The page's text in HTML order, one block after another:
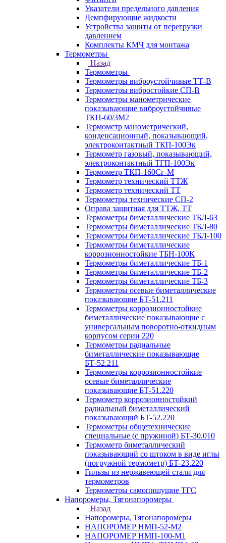
Указатели предельного давления
Демпфирующие жидкости
Устройства защиты от перегрузки
давлением
Комплекты КМЧ для монтажа
Термометры
Назад
Термометры
Термометры виброустойчивые ТТ-В
Термометры вибростойкие СП-В
Термометры манометрические
показывающие виброустойчивые
ТКП-60/3М2
Термометр манометрический,
конденсационный, показывающий,
электроконтактный ТКП-100Эк
Термометр газовый, показывающий,
электроконтактный ТГП-100Эк
Термометр ТКП-160Сг-М
Термометр технический ТТЖ
Термометр технический ТТ
Термометры технические СП-2
Оправа защитная для ТТЖ, ТТ
Термометры биметаллические ТБЛ-63
Термометры биметаллические ТБЛ-80
Термометры биметаллические ТБЛ-100
Термометры биметаллические
коррозионностойкие ТБН-100К
Термометры биметаллические ТБ-1
Термометры биметаллические ТБ-2
Термометры биметаллические ТБ-3
Термометры осевые биметаллические
показывающие БТ-51.211
Термометры коррозионностойкие
биметаллические показывающие с
универсальным поворотно-откидным
корпусом серии 220
Термометры радиальные
биметаллические показывающие
БТ-52.211
Термометры коррозионностойкие
осевые биметаллические
показывающие БТ-51.220
Термометр коррозионностойкий
радиальный биметаллический
показывающий БТ-52.220
Термометры общетехнические
специальные (с пружиной) БТ-30.010
Термометр биметаллический
показывающий со штоком в виде иглы
(погружной термометр) БТ-23.220
Гильзы из нержавеющей стали для
термометров
Термометры самопишущие ТГС
Напоромеры, Тягонапоромеры
Назад
Напоромеры, Тягонапоромеры
НАПОРОМЕР НМП-52-М2
НАПОРОМЕР НМП-100-М1